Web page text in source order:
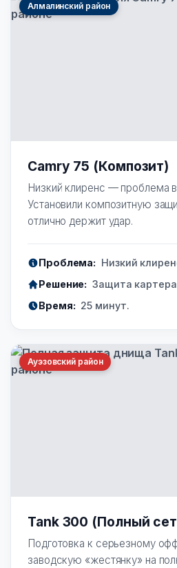
Алмалинский район
Camry 75 (Композит)
Низкий клиренс — проблема
Установили композитную
отлично держит удар.
Проблема: Низкий
Решение: Защита
Время: 25 минут.
Ауэзовский район
Tank 300 (Полный
Подготовка к серьезному
заводскую «жестянку» на